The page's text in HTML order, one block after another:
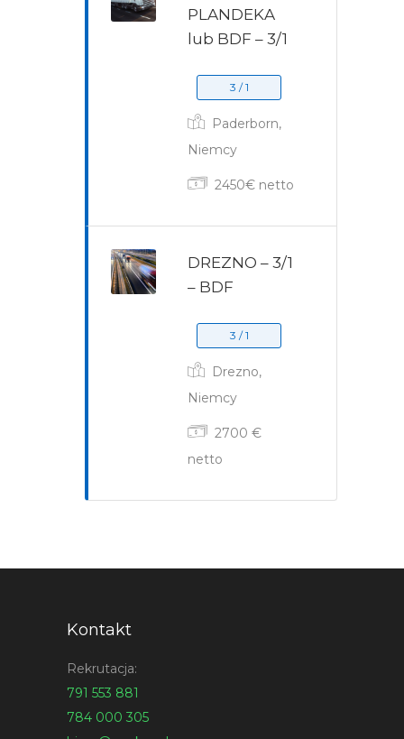
PLANDEKA
lub BDF – 3/1
3 / 1
Paderborn,
Niemcy
2450€ netto
DREZNO – 3/1
– BDF
3 / 1
Drezno,
Niemcy
2700 €
netto
Kontakt
Rekrutacja:
791 553 881
784 000 305